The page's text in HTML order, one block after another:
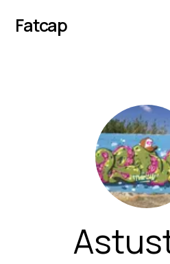
Fatcap